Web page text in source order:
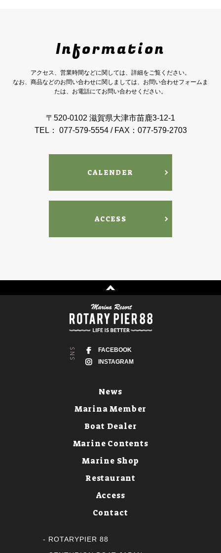
Information
アクセス、営業時間などに関しては、詳細をご覧ください。
なお、商品などのお問い合わせに関しましては、お問い合わせフォームま
たは、お電話にてお問い合わせください。
〒520-0102 滋賀県大津市苗鹿3-12-1
TEL： 077-579-5554 / FAX：077-579-2703
CALENDER
ACCESS
FACEBOOK
INSTAGRAM
News
Marina Member
Boat Dealer
Marine Contents
Marine Shop
Restaurant
Access
Contact
ROTARYPIER 88